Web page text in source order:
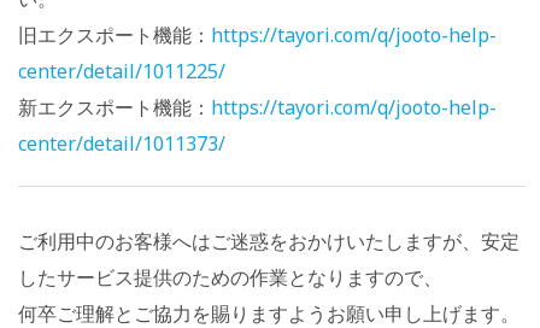
旧エクスポート機能： https://tayori.com/q/jooto-help-
center/detail/1011225/
新エクスポート機能： https://tayori.com/q/jooto-help-
center/detail/1011373/
ご利用中のお客様へはご迷惑をおかけいたしますが、安定
したサービス提供のための作業となりますので、
何卒ご理解とご協力を賜りますようお願い申し上げます。